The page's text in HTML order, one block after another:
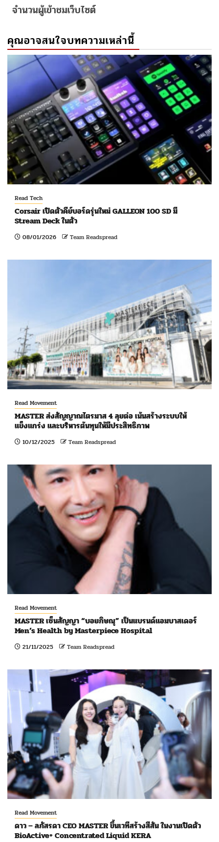
จำนวนผู้เข้าชมเว็บไซต์
คุณอาจสนใจบทความเหล่านี้
Read Tech
Corsair เปิดตัวคีย์บอร์ดรุ่นใหม่ GALLEON 100 SD มี
Stream Deck ในตัว
08/01/2026 Team Readspread
Read Movement
MASTER ส่งสัญญาณไตรมาส 4 ลุยต่อ เน้นสร้างระบบให้
แข็งแกร่ง และบริหารต้นทุนให้มีประสิทธิภาพ
10/12/2025 Team Readspread
Read Movement
MASTER เซ็นสัญญา “บอยภิษณุ” เป็นแบรนด์แอมบาสเดอร์
Men’s Health by Masterpiece Hospital
21/11/2025 Team Readspread
Read Movement
ดาว – ลภัสรดา CEO MASTER ขึ้นเวทีสร้างสีสัน ในงานเปิดตัว
BioActive+ Concentrated Liquid KERA